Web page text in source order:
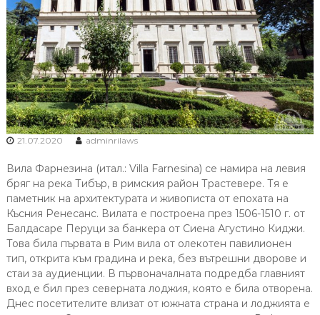
21.07.2020 adminrilaws
Вила Фарнезина (итал.: Villa Farnesina) се намира на левия
бряг на река Тибър, в римския район Трастевере. Тя е
паметник на архитектурата и живописта от епохата на
Късния Ренесанс. Вилата е построена през 1506-1510 г. от
Балдасаре Перуци за банкера от Сиена Агустино Киджи.
Това била първата в Рим вила от олекотен павилионен
тип, открита към градина и река, без вътрешни дворове и
стаи за аудиенции. В първоначалната подредба главният
вход е бил през северната лоджия, която е била отворена.
Днес посетителите влизат от южната страна и лоджията е